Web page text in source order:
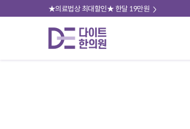
★의료법상 최대할인★ 한달 19만원